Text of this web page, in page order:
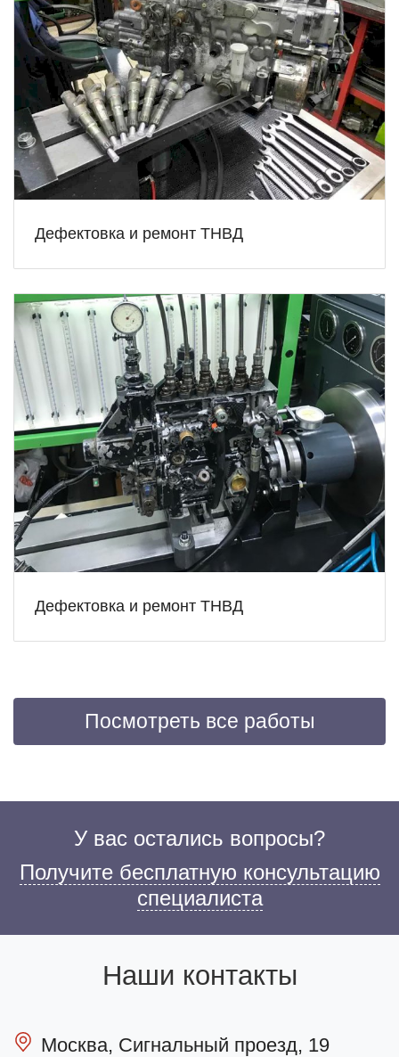
Дефектовка и ремонт ТНВД
Дефектовка и ремонт ТНВД
Посмотреть все работы
У вас остались вопросы?
Получите бесплатную консультацию
специалиста
Наши контакты
Москва, Сигнальный проезд, 19